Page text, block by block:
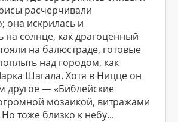
расчерчивали
она искрилась и
на солнце, как драгоценный
на балюстраде, готовые
над городом, как
Шагала. Хотя в Ницце он
другое — «Библейские
мозаикой, витражами
тоже близко к небу...